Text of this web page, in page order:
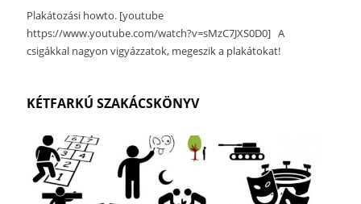
Plakátozási howto. [youtube
https://www.youtube.com/watch?v=sMzC7JXS0D0] A
csigákkal nagyon vigyázzatok, megeszik a plakátokat!
KÉTFARKÚ SZAKÁCSKÖNYV